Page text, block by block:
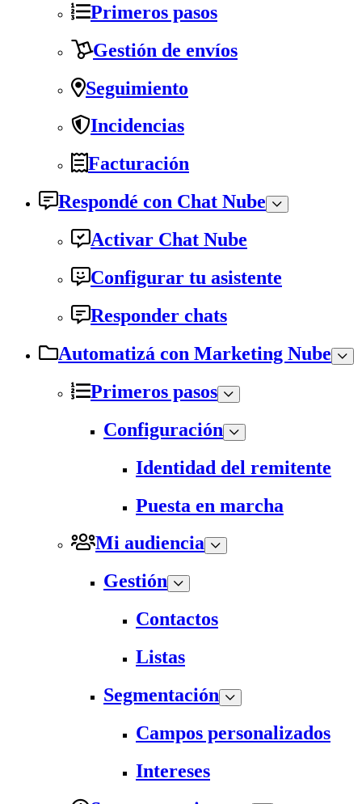
Primeros pasos
Gestión de envíos
Seguimiento
Incidencias
Facturación
Respondé con Chat Nube
Activar Chat Nube
Configurar tu asistente
Responder chats
Automatizá con Marketing Nube
Primeros pasos
Configuración
Identidad del remitente
Puesta en marcha
Mi audiencia
Gestión
Contactos
Listas
Segmentación
Campos personalizados
Intereses